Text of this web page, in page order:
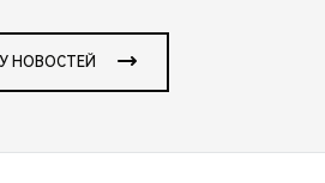
НОВОСТЕЙ